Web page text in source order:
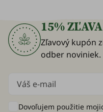
15% ZĽAVA
Zľavový kupón
odber noviniek.
Dovoľujem použitie